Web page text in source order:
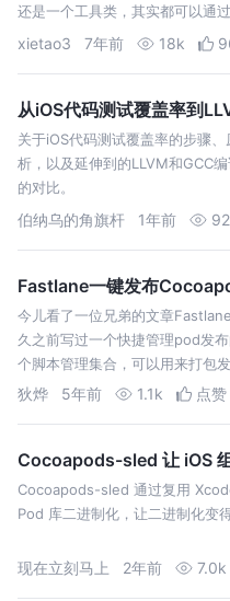
还是一个工具类，其实都可以通
我们完成测试，特别是一些频繁
助是非常大的，…
xietao3 7年前 18k
从iOS代码测试覆盖率到
关于iOS代码测试覆盖率的步骤
析，以及延伸到的LLVM和GCC
的对比。
伯纳乌的角旗杆 1年前
Fastlane一键发布
今儿看了一位兄弟的文章
久之前写过一个快捷管理pod发
个脚本管理集合，可以用来打包
就是更新很频繁，不会开飞机的
狄烨 5年前 1.1k 点赞
Cocoapods-sled 让 iOS
Cocoapods-sled 通过复用
Pod 库二进制化，让二进制化变
现在立刻马上 2年前 7.0k